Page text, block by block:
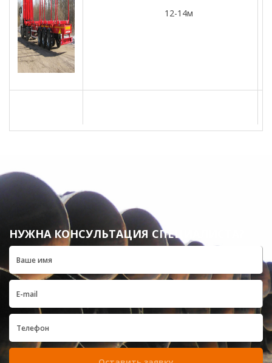
12-14м
НУЖНА КОНСУЛЬТАЦИЯ СПЕЦИАЛИСТА?